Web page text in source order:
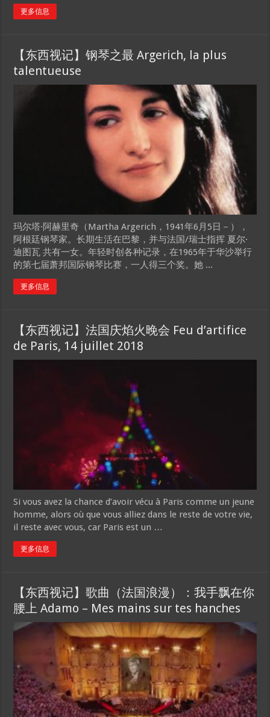
更多信息
【东西视记】钢琴之最 Argerich, la plus
talentueuse
玛尔塔·阿赫里奇（Martha Argerich，1941年6月5日－），
阿根廷钢琴家。长期生活在巴黎，并与法国/瑞士指挥 夏尔·
迪图瓦 共有一女。年轻时创各种记录，在1965年于华沙举行
的第七届萧邦国际钢琴比赛，一人得三个奖。她 ...
更多信息
【东西视记】法国庆焰火晚会 Feu d’artifice
de Paris, 14 juillet 2018
Si vous avez la chance d’avoir vécu à Paris comme un jeune
homme, alors où que vous alliez dans le reste de votre vie,
il reste avec vous, car Paris est un …
更多信息
【东西视记】歌曲（法国浪漫）：我手飘在你
腰上 Adamo – Mes mains sur tes hanches